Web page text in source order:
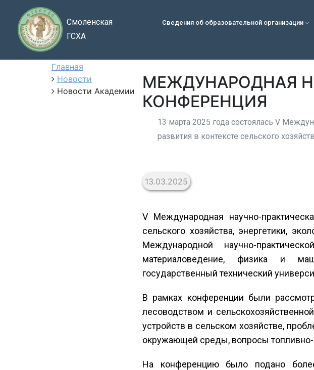
Смоленская
ГСХА
Сведения об образовательной организации
Главная
Новости
Новости Академии
МЕЖДУНАРОДНАЯ
КОНФЕРЕНЦИЯ
13 марта 2025 года состоялась V
развития в контексте сельского
13.03.2025
V Международная научно-
сельского хозяйства, энергетики,
Международной научно-
материаловедение, физика и
государственный технический
В рамках конференции были
лесоводством и
устройств в сельском хозяйстве,
окружающей среды, вопросы топливно-
На конференцию было подано